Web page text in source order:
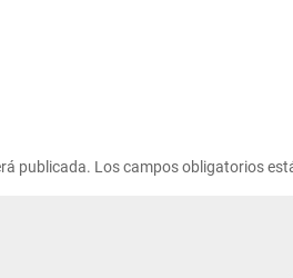
publicada. Los campos obligatorios